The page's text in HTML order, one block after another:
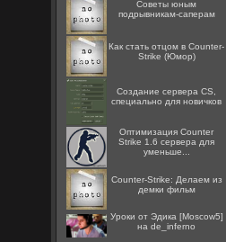
Советы юным
подрывникам-саперам
Как стать отцом в Counter-
Strike (Юмор)
Создание сервера CS,
специально для новичков
Оптимизация Counter
Strike 1.6 сервера для
уменьше...
Counter-Strike: Делаем из
демки фильм
Уроки от Эдика [Moscow5]
на de_inferno